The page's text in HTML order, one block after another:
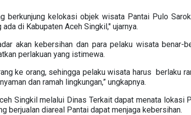
berkunjung kelokasi objek wisata Pantai Pulo
di Kabupaten Aceh Singkil," ujarnya.
akan kebersihan dan para pelaku wisata benar-
perlakuan yang istimewa.
ke orang, sehingga pelaku wisata harus berlaku
dan ramah lingkungan,” ungkapnya.
Singkil melalui Dinas Terkait dapat menata lokasi
berjualan diareal Pantai dapat menjaga kebersihan.